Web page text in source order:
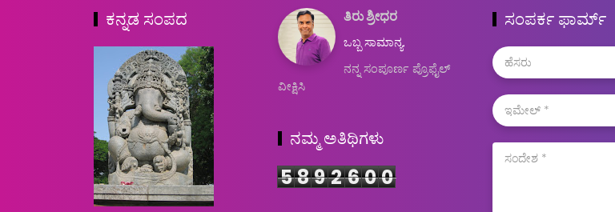
ಕನ್ನಡ ಸಂಪದ ತಿರು ಶ್ರೀಧರ
ಒಬ್ಬ ಸಾಮಾನ್ಯ.
ನನ್ನ ಸಂಪೂರ್ಣ ಪ್ರೊಫೈಲ್
ವೀಕ್ಷಿಸಿ
ನಮ್ಮ ಅತಿಥಿಗಳು
589 2600
ಸಂಪರ್ಕ ಫಾರ್ಮ್